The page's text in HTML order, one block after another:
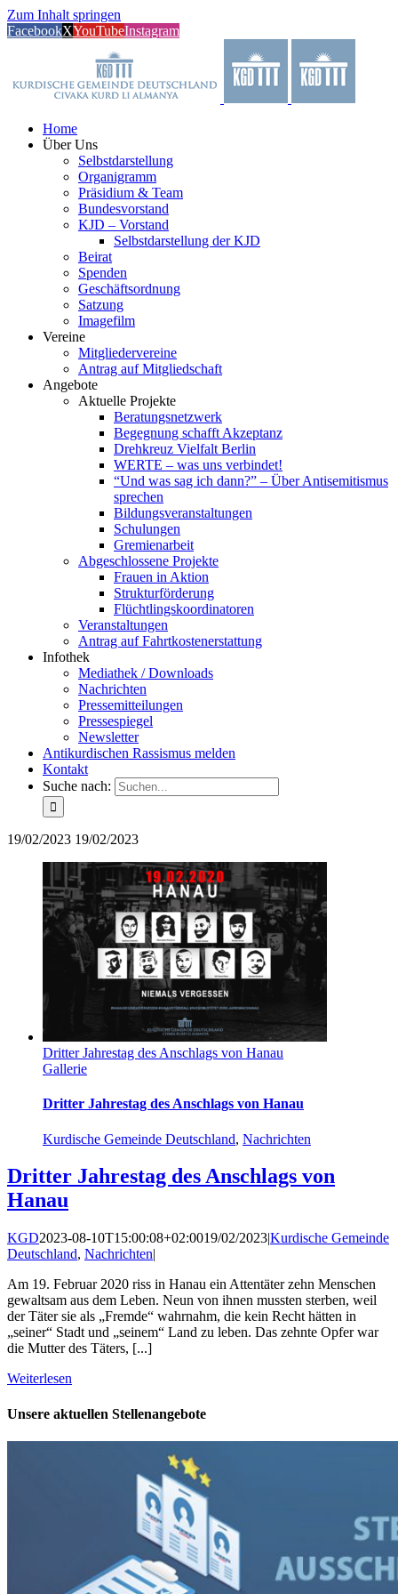
Zum Inhalt springen
FacebookXYouTubeInstagram
Home
Über Uns
Selbstdarstellung
Organigramm
Präsidium & Team
Bundesvorstand
KJD – Vorstand
Selbstdarstellung der KJD
Beirat
Spenden
Geschäftsordnung
Satzung
Imagefilm
Vereine
Mitgliedervereine
Antrag auf Mitgliedschaft
Angebote
Aktuelle Projekte
Beratungsnetzwerk
Begegnung schafft Akzeptanz
Drehkreuz Vielfalt Berlin
WERTE – was uns verbindet!
“Und was sag ich dann?” – Über Antisemitismus
sprechen
Bildungsveranstaltungen
Schulungen
Gremienarbeit
Abgeschlossene Projekte
Frauen in Aktion
Strukturförderung
Flüchtlingskoordinatoren
Veranstaltungen
Antrag auf Fahrtkostenerstattung
Infothek
Mediathek / Downloads
Nachrichten
Pressemitteilungen
Pressespiegel
Newsletter
Antikurdischen Rassismus melden
Kontakt
Suche nach:
19/02/2023 19/02/2023
Dritter Jahrestag des Anschlags von Hanau
Gallerie
Dritter Jahrestag des Anschlags von Hanau
Kurdische Gemeinde Deutschland, Nachrichten
Dritter Jahrestag des Anschlags von
Hanau
KGD2023-08-10T15:00:08+02:0019/02/2023|Kurdische Gemeinde
Deutschland, Nachrichten|
Am 19. Februar 2020 riss in Hanau ein Attentäter zehn Menschen
gewaltsam aus dem Leben. Neun von ihnen mussten sterben, weil
der Täter sie als „Fremde“ wahrnahm, die kein Recht hätten in
„seiner“ Stadt und „seinem“ Land zu leben. Das zehnte Opfer war
die Mutter des Täters, [...]
Weiterlesen
Unsere aktuellen Stellenangebote